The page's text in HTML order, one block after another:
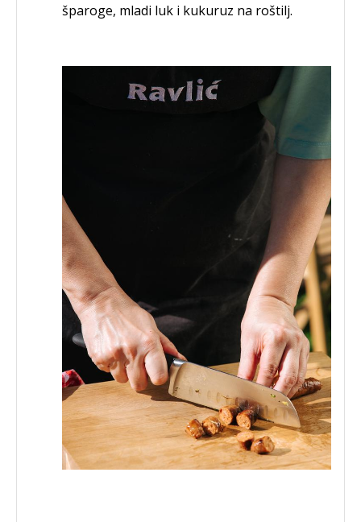
šparoge, mladi luk i kukuruz na roštilj.